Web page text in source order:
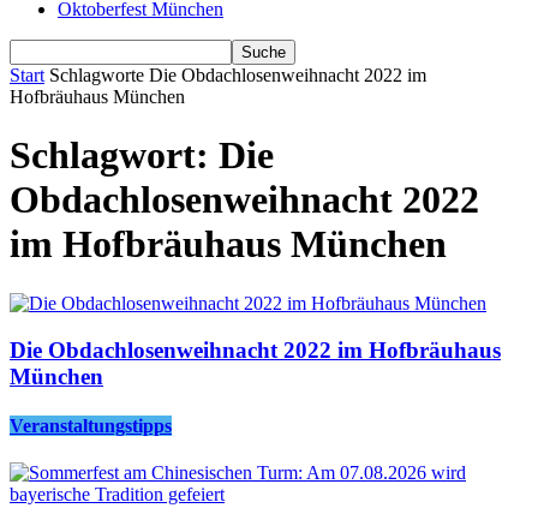
Oktoberfest München
Start Schlagworte Die Obdachlosenweihnacht 2022 im
Hofbräuhaus München
Schlagwort: Die
Obdachlosenweihnacht 2022
im Hofbräuhaus München
Die Obdachlosenweihnacht 2022 im Hofbräuhaus
München
Veranstaltungstipps